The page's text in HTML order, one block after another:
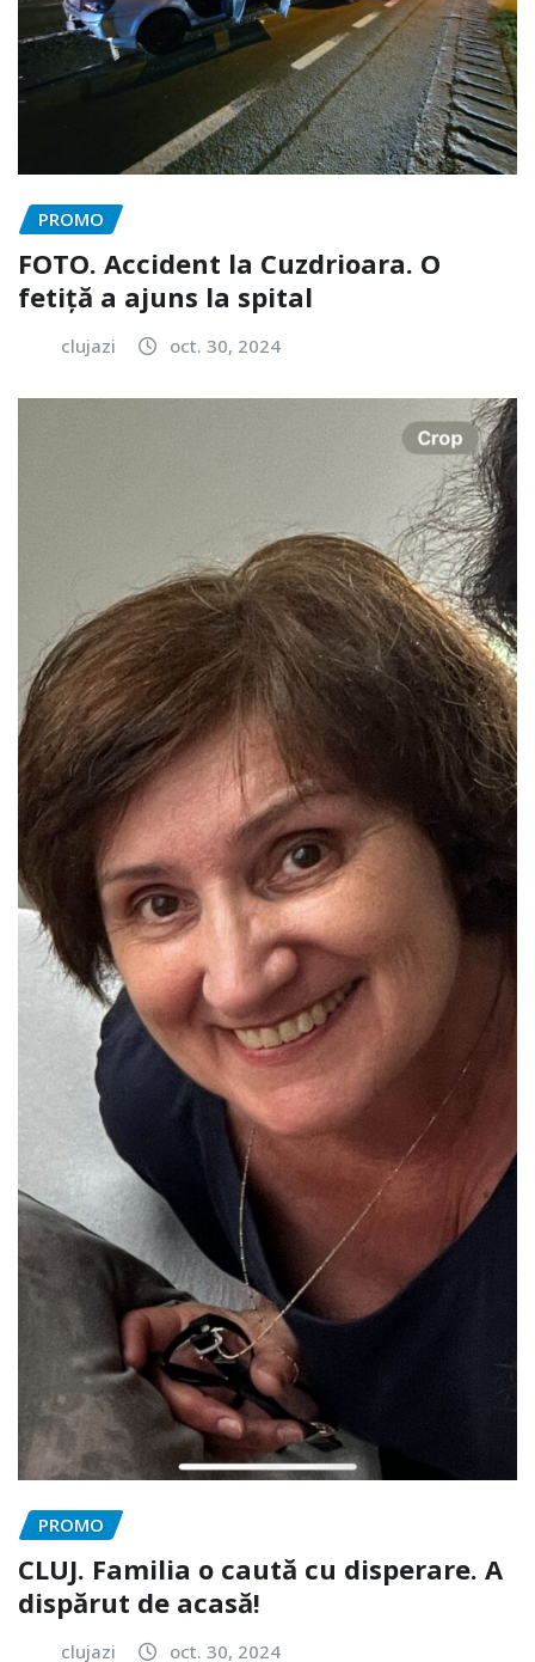
PROMO
FOTO. Accident la Cuzdrioara. O
fetiță a ajuns la spital
clujazi oct. 30, 2024
PROMO
CLUJ. Familia o caută cu disperare. A
dispărut de acasă!
clujazi oct. 30, 2024